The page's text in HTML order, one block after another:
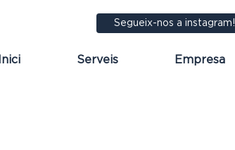
Segueix-nos a instagram!
Inici Serveis Empresa